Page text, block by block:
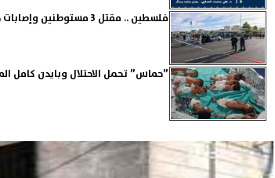
فلسطين .. مقتل 3 مستوطنين وإصابات خطيرة بعملية إطلاق نار في القدس صباح اليوم
”حماس” تحمل الاحتلال وبايدن كامل